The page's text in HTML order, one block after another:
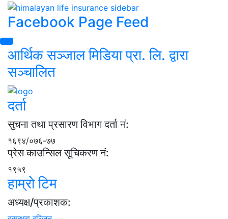
Facebook Page Feed
आर्थिक सञ्जाल मिडिया प्रा. लि. द्वारा
सञ्चालित
दर्ता
सुचना तथा प्रसारण विभाग दर्ता नं:
१६९४/०७६-७७
प्रेस काउन्सिल सूचिकरण नं:
१९५९
हाम्राे टिम
अध्यक्ष/प्रकाशक: